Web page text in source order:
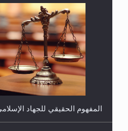
هل يجوز فتح مشروع كوافير
المحجبات؟
المفهوم الحقيقي للجهاد